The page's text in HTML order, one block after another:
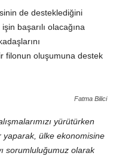
de desteklediğini
başarılı olacağına
filonun oluşumuna destek
Fatma Bilici
yürütürken
yaparak, ülke ekonomisine
sorumluluğumuz olarak